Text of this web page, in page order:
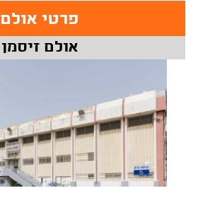
פרטי אולם
אולם זיסמן